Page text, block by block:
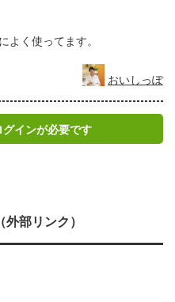
よく使ってます。
おいしっぽ
インが必要です
（外部リンク）